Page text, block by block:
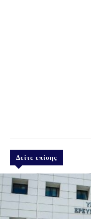
Δείτε επίσης